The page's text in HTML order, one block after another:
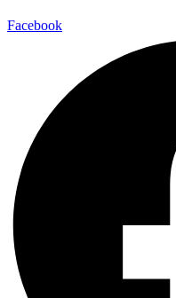
Facebook